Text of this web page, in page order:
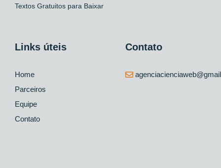
Textos Gratuitos para Baixar
Links úteis
Home
Parceiros
Equipe
Contato
Contato